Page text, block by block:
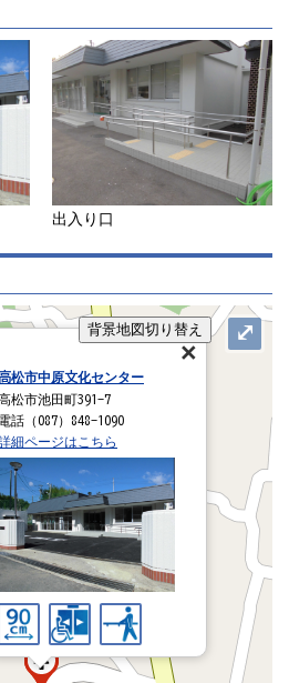
出入り口
背景地図切り替え
高松市中原文化センター
松市池田町391-7
電話（087）848-1090
細ページはこちら
⤢